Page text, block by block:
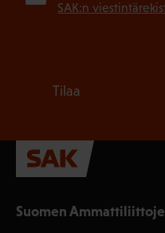
Suomen
SAK:n
Tilaa